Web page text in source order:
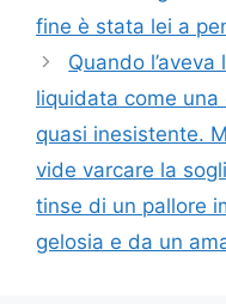
fine è stata lei a
Quando l’aveva
liquidata come
quasi inesistente.
vide varcare la
tinse di un pallore
gelosia e da un